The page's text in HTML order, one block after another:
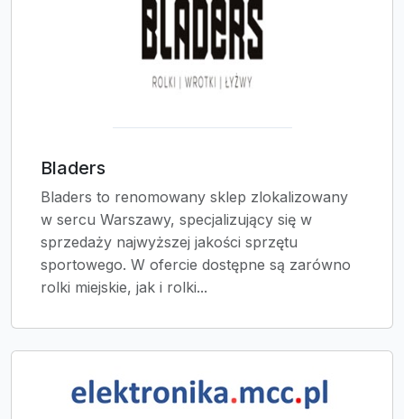
Bladers
Bladers to renomowany sklep zlokalizowany
w sercu Warszawy, specjalizujący się w
sprzedaży najwyższej jakości sprzętu
sportowego. W ofercie dostępne są zarówno
rolki miejskie, jak i rolki...